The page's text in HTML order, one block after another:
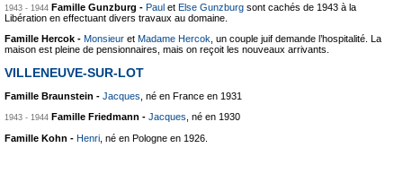
1943 - 1944 Famille Gunzburg - Paul et Else Gunzburg sont cachés de 1943 à la
Libération en effectuant divers travaux au domaine.
Famille Hercok - Monsieur et Madame Hercok , un couple juif demande l’hospitalité. La
maison est pleine de pensionnaires, mais on reçoit les nouveaux arrivants.
VILLENEUVE-SUR-LOT
Famille Braunstein - Jacques , né en France en 1931
1943 - 1944 Famille Friedmann - Jacques , né en 1930
Famille Kohn - Henri , né en Pologne en 1926.